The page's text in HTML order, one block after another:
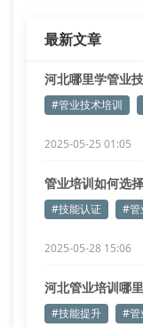
最新文章
河北哪里学管业
#管业技术培训
2025-05-25 01:05
管业培训如何选
出权威解答
#技能认证 #管
2025-05-28 15:06
河北管业培训哪
#技能提升 #管